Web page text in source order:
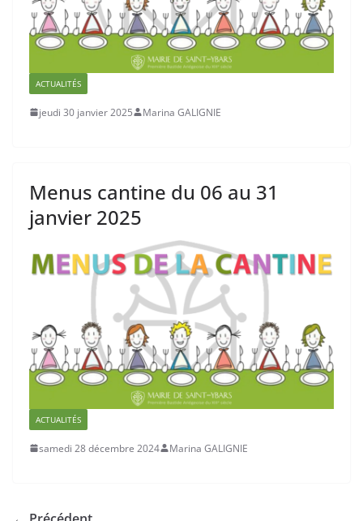
ACTUALITÉS
jeudi 30 janvier 2025 Marina GALIGNIE
Menus cantine du 06 au 31
janvier 2025
ACTUALITÉS
samedi 28 décembre 2024 Marina GALIGNIE